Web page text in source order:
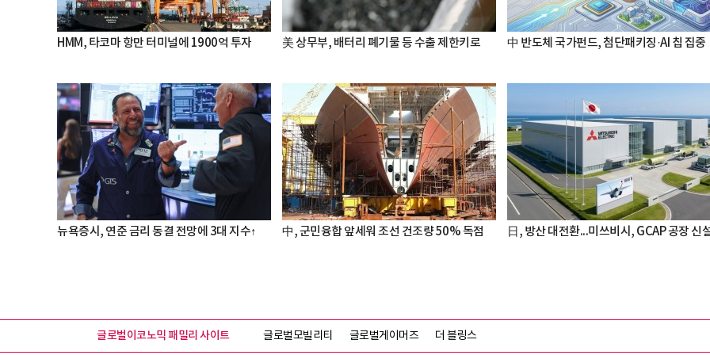
HMM, 타코마 항만 터미널에 1900억 투자 美 상무부, 배터리 폐기물 등 수출 제한키로 中 반도체 국가펀드, 첨단패키징·AI 칩 집중
뉴욕증시, 연준 금리 동결 전망에 3대 지수↑ 中, 군민융합 앞세워 조선 건조량 50% 독점 日, 방산 대전환...미쓰비시, GCAP 공장 신
글로벌이코노믹 패밀리 사이트 글로벌모빌리티 글로벌게이머즈 더 블링스